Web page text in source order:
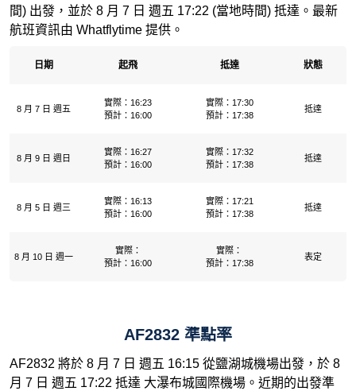
間) 出發，並於 8 月 7 日 週五 17:22 (當地時間) 抵達。最新
航班資訊由 Whatflytime 提供。
日期 起飛 抵達 狀態
8 月 7 日 週五
實際：16:23
預計：16:00
實際：17:30
預計：17:38
抵達
8 月 9 日 週日
實際：16:27
預計：16:00
實際：17:32
預計：17:38
抵達
8 月 5 日 週三
實際：16:13
預計：16:00
實際：17:21
預計：17:38
抵達
8 月 10 日 週一
實際：
預計：16:00
實際：
預計：17:38
表定
AF2832 準點率
AF2832 將於 8 月 7 日 週五 16:15 從鹽湖城機場出發，於 8
月 7 日 週五 17:22 抵達 大瀑布城國際機場。近期的出發準